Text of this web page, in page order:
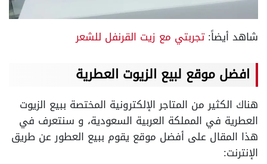
شاهد أيضاً:تجربتي مع زيت القرنفل للشعر
افضل موقع لبيع الزيوت العطرية
هناك الكثير من المتاجر الإلكترونية المختصة ببيع الزيوت
العطرية في المملكة العربية السعودية، و سنتعرف في
هذا المقال على أفضل موقع يقوم ببيع العطور عن طريق
الإنترنت: